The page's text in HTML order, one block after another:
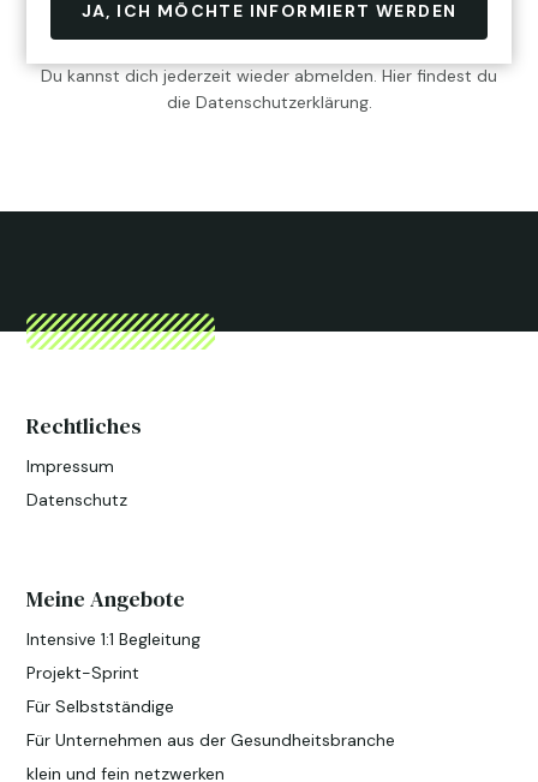
JA, ICH MÖCHTE INFORMIERT WERDEN
Du kannst dich jederzeit wieder abmelden. Hier findest du
die Datenschutzerklärung.
Rechtliches
Impressum
Datenschutz
Meine Angebote
Intensive 1:1 Begleitung
Projekt-Sprint
Für Selbstständige
Für Unternehmen aus der Gesundheitsbranche
klein und fein netzwerken